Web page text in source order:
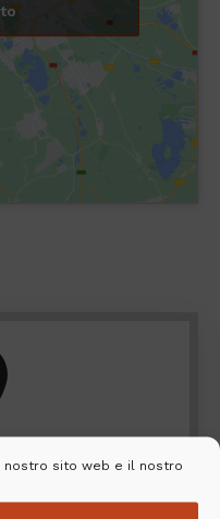
nostro sito web e il nostro
e il servizio di
vicino